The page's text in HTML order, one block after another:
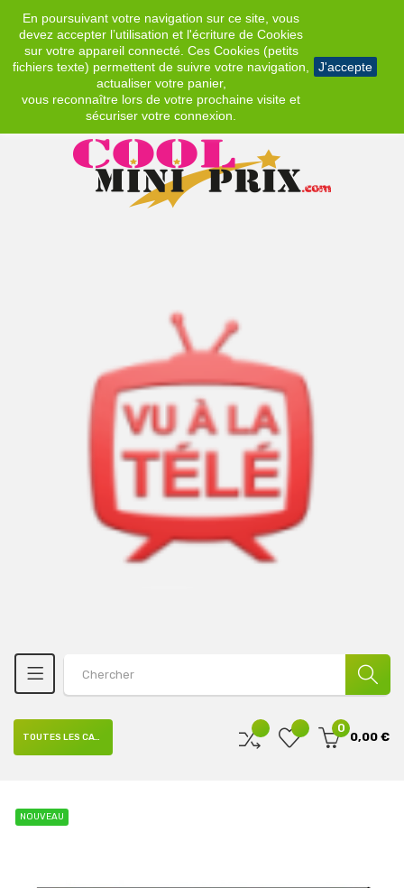
En poursuivant votre navigation sur ce site, vous
devez accepter l’utilisation et l'écriture de Cookies
sur votre appareil connecté. Ces Cookies (petits
fichiers texte) permettent de suivre votre navigation,
actualiser votre panier,
vous reconnaître lors de votre prochaine visite et
sécuriser votre connexion.
J'accepte
EUR
0
0,00 €
TOUTES LES CATÉGORIES
NOUVEAU